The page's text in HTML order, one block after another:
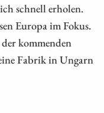
schnell erholen.
Europa im Fokus.
kommenden
Fabrik in Ungarn